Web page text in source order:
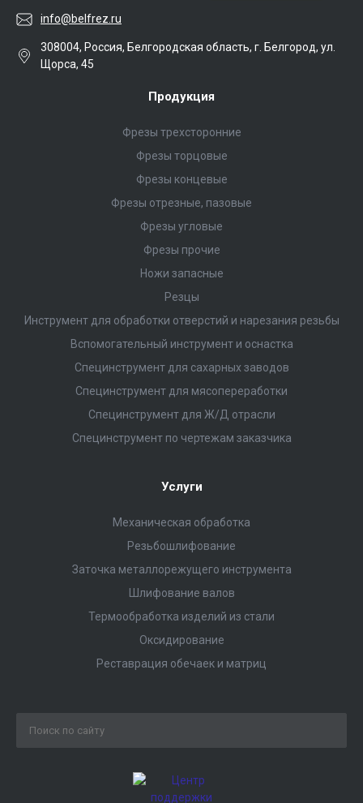
info@belfrez.ru
308004, Россия, Белгородская область, г. Белгород, ул.
Щорса, 45
Продукция
Фрезы трехсторонние
Фрезы торцовые
Фрезы концевые
Фрезы отрезные, пазовые
Фрезы угловые
Фрезы прочие
Ножи запасные
Резцы
Инструмент для обработки отверстий и нарезания резьбы
Вспомогательный инструмент и оснастка
Специнструмент для сахарных заводов
Специнструмент для мясопереработки
Специнструмент для Ж/Д отрасли
Специнструмент по чертежам заказчика
Услуги
Механическая обработка
Резьбошлифование
Заточка металлорежущего инструмента
Шлифование валов
Термообработка изделий из стали
Оксидирование
Реставрация обечаек и матриц